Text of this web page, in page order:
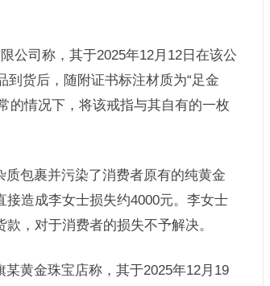
公司称，其于2025年12月12日在该公
货后，随附证书标注材质为“足金
的情况下，将该戒指与其自有的一枚
包裹并污染了消费者原有的纯黄金
造成李女士损失约4000元。李女士
，对于消费者的损失不予解决。
黄金珠宝店称，其于2025年12月19